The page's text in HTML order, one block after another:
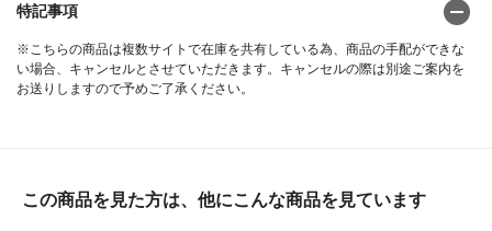
特記事項
※こちらの商品は複数サイトで在庫を共有している為、商品の手配ができな
い場合、キャンセルとさせていただきます。キャンセルの際は別途ご案内を
お送りしますので予めご了承ください。
この商品を見た方は、他にこんな商品を見ています